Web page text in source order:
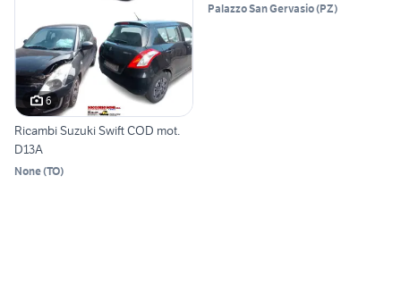
6
Ricambi Suzuki Swift COD mot.
D13A
None(TO)
Palazzo San Gervasio(PZ)